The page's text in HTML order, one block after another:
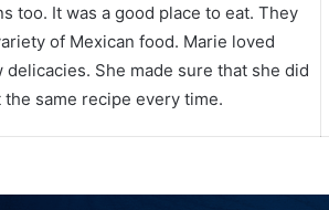
too. It was a good place to eat. They
of Mexican food. Marie loved
delicacies. She made sure that she did
the same recipe every time.